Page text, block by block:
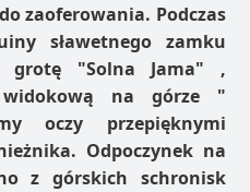
zaoferowania. Podczas
sławetnego zamku
grotę "Solna Jama" ,
na górze "
oczy przepięknymi
Odpoczynek na
z górskich schronisk